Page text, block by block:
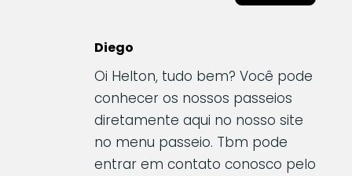
Diego
Oi Helton, tudo bem? Você pode
conhecer os nossos passeios
diretamente aqui no nosso site
no menu passeio. Tbm pode
entrar em contato conosco pelo